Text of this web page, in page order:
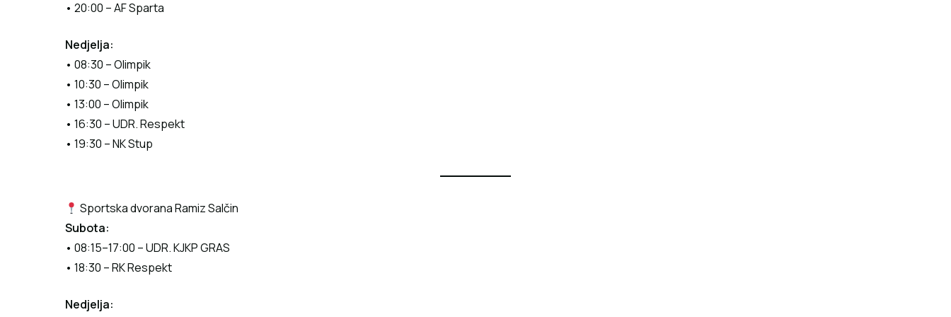
• 20:00 – AF Sparta
Nedjelja:
• 08:30 – Olimpik
• 10:30 – Olimpik
• 13:00 – Olimpik
• 16:30 – UDR. Respekt
• 19:30 – NK Stup
Sportska dvorana Ramiz Salčin
Subota:
• 08:15–17:00 – UDR. KJKP GRAS
• 18:30 – RK Respekt
Nedjelja: